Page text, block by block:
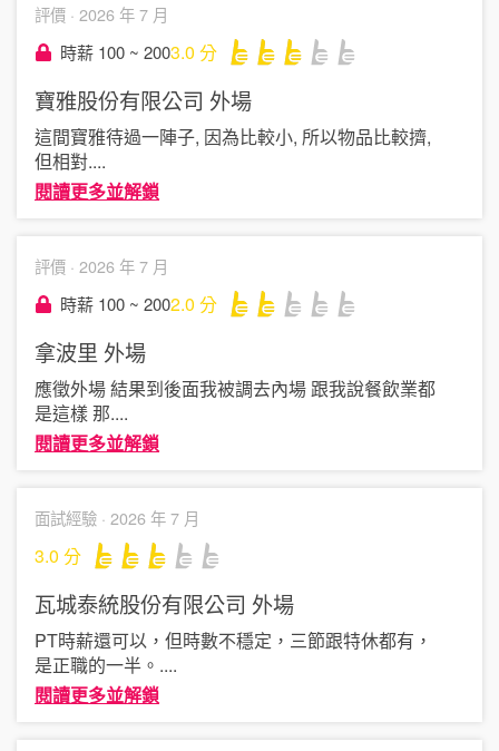
評價 · 2026 年 7 月
時薪 100 ~ 2003.0 分
寶雅股份有限公司 外場
這間寶雅待過一陣子, 因為比較小, 所以物品比較擠,
但相對....
閱讀更多並解鎖
評價 · 2026 年 7 月
時薪 100 ~ 2002.0 分
拿波里 外場
應徵外場 結果到後面我被調去內場 跟我說餐飲業都
是這樣 那....
閱讀更多並解鎖
面試經驗 · 2026 年 7 月
3.0 分
瓦城泰統股份有限公司 外場
PT時薪還可以，但時數不穩定，三節跟特休都有，
是正職的一半。 ....
閱讀更多並解鎖